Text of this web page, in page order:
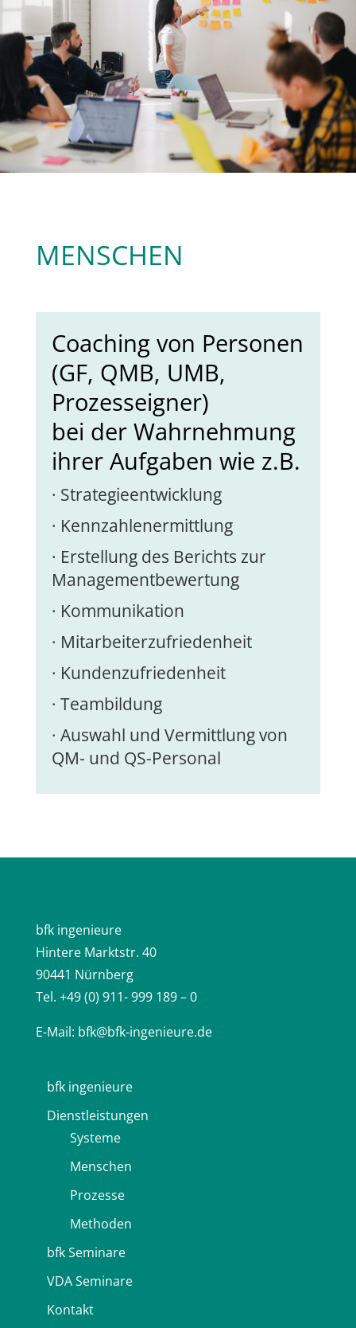
MENSCHEN
Coaching von Personen
(GF, QMB, UMB,
Prozesseigner)
bei der Wahrnehmung
ihrer Aufgaben wie z.B.
· Strategieentwicklung
· Kennzahlenermittlung
· Erstellung des Berichts zur
Managementbewertung
· Kommunikation
· Mitarbeiterzufriedenheit
· Kundenzufriedenheit
· Teambildung
· Auswahl und Vermittlung von
QM- und QS-Personal
bfk ingenieure
Hintere Marktstr. 40
90441 Nürnberg
Tel. +49 (0) 911- 999 189 – 0
E-Mail: bfk@bfk-ingenieure.de
bfk ingenieure
Dienstleistungen
Systeme
Menschen
Prozesse
Methoden
bfk Seminare
VDA Seminare
Kontakt